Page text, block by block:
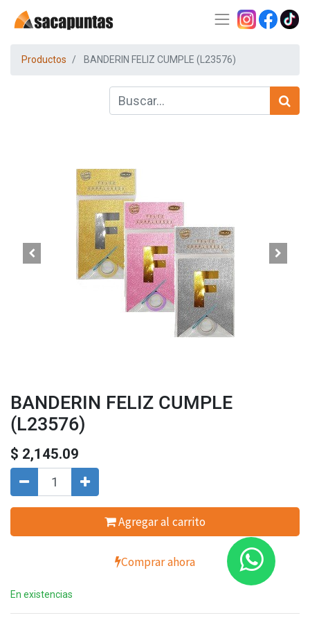
Productos BANDERIN FELIZ CUMPLE (L23576)
BANDERIN FELIZ CUMPLE
(L23576)
$ 2,145.09
Agregar al carrito
Comprar ahora
En existencias